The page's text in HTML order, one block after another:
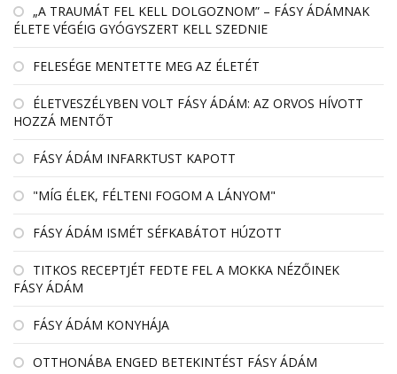
„A TRAUMÁT FEL KELL DOLGOZNOM” – FÁSY ÁDÁMNAK
ÉLETE VÉGÉIG GYÓGYSZERT KELL SZEDNIE
FELESÉGE MENTETTE MEG AZ ÉLETÉT
ÉLETVESZÉLYBEN VOLT FÁSY ÁDÁM: AZ ORVOS HÍVOTT
HOZZÁ MENTŐT
FÁSY ÁDÁM INFARKTUST KAPOTT
"MÍG ÉLEK, FÉLTENI FOGOM A LÁNYOM"
FÁSY ÁDÁM ISMÉT SÉFKABÁTOT HÚZOTT
TITKOS RECEPTJÉT FEDTE FEL A MOKKA NÉZŐINEK
FÁSY ÁDÁM
FÁSY ÁDÁM KONYHÁJA
OTTHONÁBA ENGED BETEKINTÉST FÁSY ÁDÁM